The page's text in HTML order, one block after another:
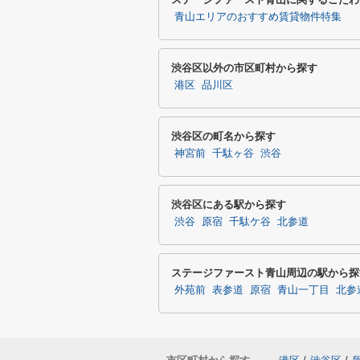
青山エリアのおすすめ賃貸物件特集
渋谷区以外の市区町村から探す
港区 品川区
渋谷区の町名から探す
神宮前 千駄ヶ谷 渋谷
渋谷区にある駅から探す
渋谷 原宿 千駄ケ谷 北参道
ステージファースト青山周辺の駅から
外苑前 表参道 原宿 青山一丁目 北参